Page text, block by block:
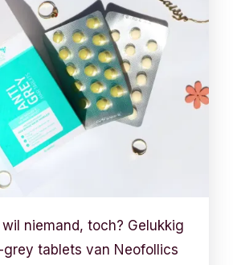
niemand, toch? Gelukkig
grey tablets van Neofollics